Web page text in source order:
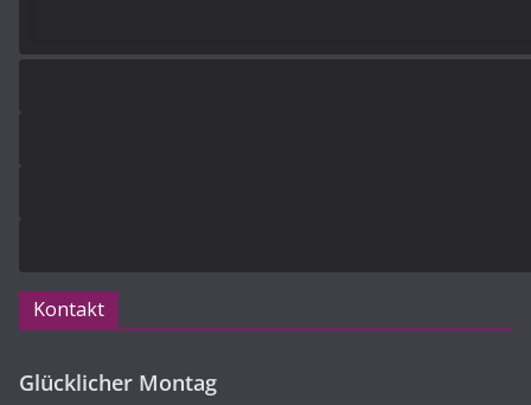
Kontakt
Glücklicher Montag